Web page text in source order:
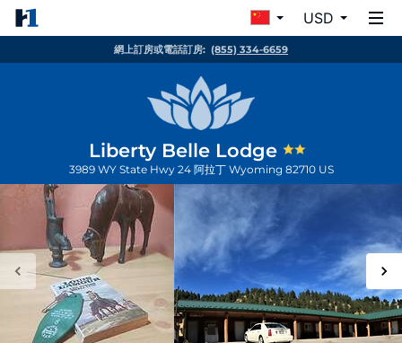
USD
網上訂房或電話訂房: (855) 334-6659
Liberty Belle Lodge
3989 WY State Hwy 24 阿拉丁 Wyoming 82710 US